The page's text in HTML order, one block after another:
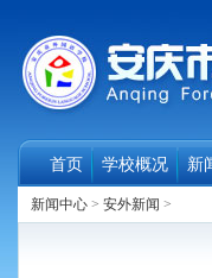
首页 学校概况 新
新闻中心 > 安外新闻 >